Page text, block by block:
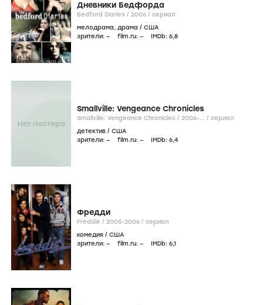
Дневники Бедфорда
Bedford Diaries / 2006 / сериал
мелодрама, драма / США
зрители: – film.ru: – IMDb: 6,8
Smallville: Vengeance Chronicles
Smallville: Vengeance Chronicles / 2006-... / сериал
детектив / США
зрители: – film.ru: – IMDb: 6,4
Фредди
Freddie / 2005-2006 / сериал
комедия / США
зрители: – film.ru: – IMDb: 6,1